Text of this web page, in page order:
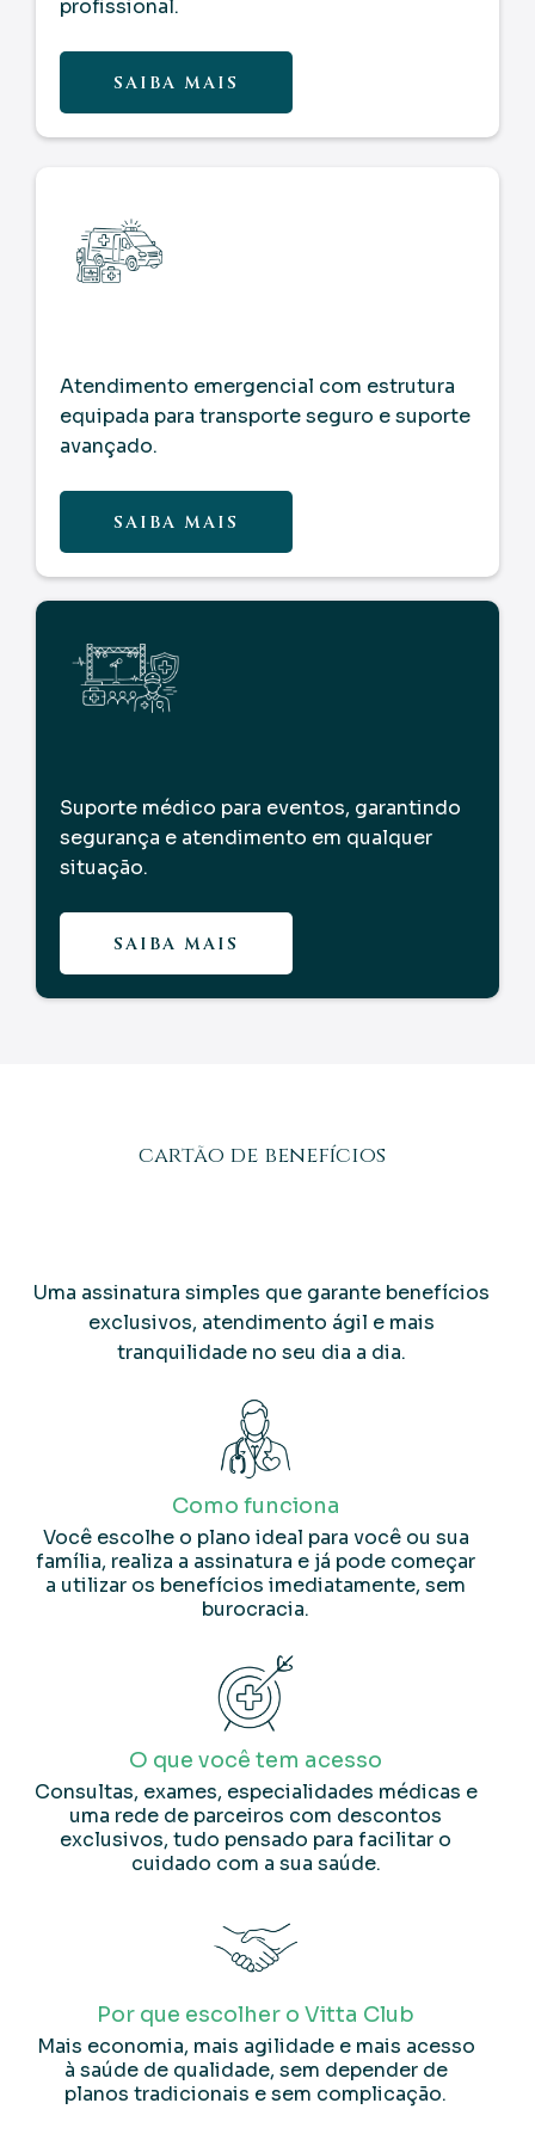
profissional.
SAIBA MAIS
Atendimento emergencial com estrutura
equipada para transporte seguro e suporte
avançado.
SAIBA MAIS
Suporte médico para eventos, garantindo
segurança e atendimento em qualquer
situação.
SAIBA MAIS
cartão de benefícios
Uma assinatura simples que garante benefícios
exclusivos, atendimento ágil e mais
tranquilidade no seu dia a dia.
Como funciona
Você escolhe o plano ideal para você ou sua
família, realiza a assinatura e já pode começar
a utilizar os benefícios imediatamente, sem
burocracia.
O que você tem acesso
Consultas, exames, especialidades médicas e
uma rede de parceiros com descontos
exclusivos, tudo pensado para facilitar o
cuidado com a sua saúde.
Por que escolher o Vitta Club
Mais economia, mais agilidade e mais acesso
à saúde de qualidade, sem depender de
planos tradicionais e sem complicação.